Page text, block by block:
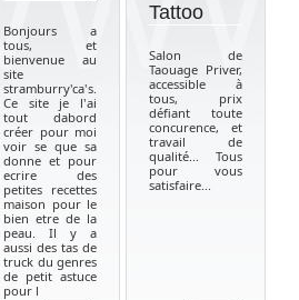
Bonjours a
tous, et
bienvenue au
site
stramburry'ca's.
Ce site je l'ai
tout dabord
créer pour moi
voir se que sa
donne et pour
ecrire des
petites recettes
maison pour le
bien etre de la
peau. Il y a
aussi des tas de
truck du genres
de petit astuce
pour l
Tattoo
Salon de
Taouage Priver,
accessible à
tous, prix
défiant toute
concurence, et
travail de
qualité... Tous
pour vous
satisfaire...